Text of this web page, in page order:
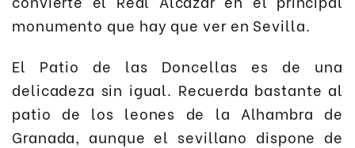
monumento que hay que ver en Sevilla.
El Patio de las Doncellas es de una
delicadeza sin igual. Recuerda bastante al
patio de los leones de la Alhambra de
Granada, aunque el sevillano dispone de